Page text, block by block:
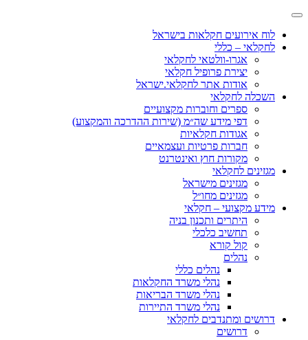
לוח אירועים חקלאות בישראל
לחקלאי – כללי
אגרו-וולטאי לחקלאי
יצירת פרופיל חקלאי
אודות אתר לחקלאי.ישראל
השכלה לחקלאי
ספרים וחוברות מקצועיים
דפי מידע שה״מ (שירות ההדרכה והמקצוע)
אגודות חקלאיות
חברות פרטיות ועצמאיים
מקורות חוץ ואינטרנט
מגזינים לחקלאי
מגזינים מישראל
מגזינים מחו״ל
מידע מקצועי – חקלאי
היתרים ותכנון בניה
תחשיב כלכלי
קול קורא
נהלים
נהלים כללי
נהלי משרד החקלאות
נהלי משרד הבריאות
נהלי משרד התיירות
דרושים ומתנדבים לחקלאי
דרושים